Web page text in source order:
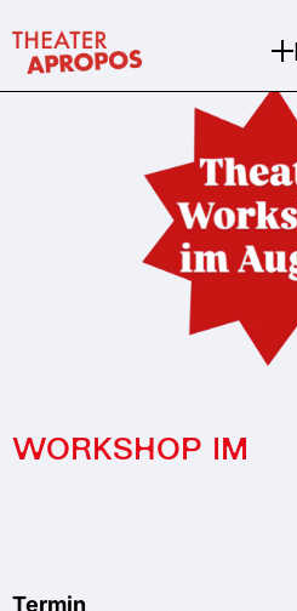
WORKSHOP IM
Termin